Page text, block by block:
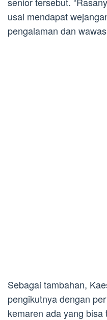
usai mendapat
pengalaman dan
Sebagai tambahan,
pengikutnya dengan
kemaren ada yang